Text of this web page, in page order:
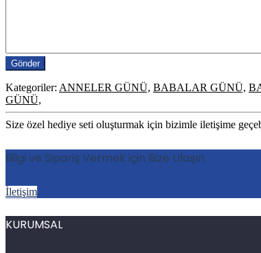
Kategoriler: ANNELER GÜNÜ, BABALAR GÜNÜ,
GÜNÜ,
Size özel hediye seti oluşturmak için bizimle iletişime
Bilgi ve Sipariş Vermek için Bize Ulaşın
İletişim
KURUMSAL